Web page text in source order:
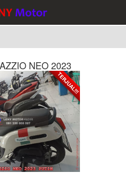
NEO 2023
TERJUAL!!!